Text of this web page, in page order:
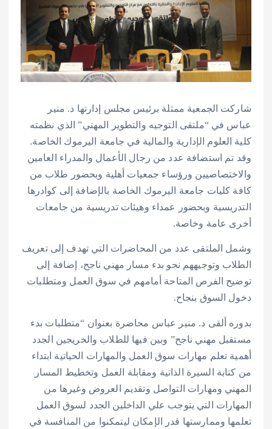
شاركت الجمعية ممثلة برئيس مجلس إدارتها د. منير
عباس في “ملتقى التوجيه والتطوير المهني” الذي نظمته
كلية العلوم الإدارية والمالية في جامعة اليرموك الخاصة.
وقد تم استضافة عدد من رجال الأعمال والمدراء العامين
والاختصاصيين ورؤساء جمعيات أهلية وبحضور طلاب من
كافة كليات جامعة اليرموك الخاصة بالإضافة إلى كوادرها
التدريسية وبحضور عمداء وهيئات تدريسية من جامعات
أخرى عامة وخاصة.
وشمل الملتقى عدد من المحاضرات التي تهدف إلى تعريف
الطلاب وتوجيههم نحو بدء مسار مهني ناجح، إضافة إلى
توضيح الفرص المتاحة أمامهم في سوق العمل ومتطلبات
دخول السوق بنجاح.
بدوره ألقى د. منير عباس محاضرة بعنوان “متطلبات بدء
مستقبل مهني ناجح” وبين فيها للطلاب والخريجين الجدد
أهمية تعلم مهارات سوق العمل والمهارات الحياتية ابتداء
من كتابة السيرة الذاتية ومقابلة العمل وتخطيط المسار
المهني ومهارات التواصل وتقديم العروض وغيرها من
المهارات التي يتوجب علي الداخلين الجدد لسوق العمل
تعلمها وممارستها قدر الإمكان ليتمكنوا من المنافسة في